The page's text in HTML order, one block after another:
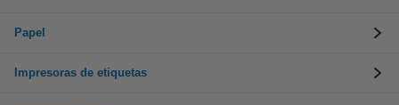
Papel
Impresoras de etiquetas